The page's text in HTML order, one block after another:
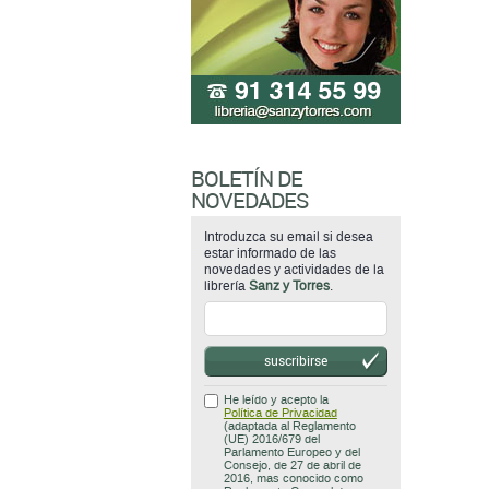
BOLETÍN DE
NOVEDADES
Introduzca su email si desea
estar informado de las
novedades y actividades de la
librería Sanz y Torres.
suscribirse
He leído y acepto la
Política de Privacidad
(adaptada al Reglamento
(UE) 2016/679 del
Parlamento Europeo y del
Consejo, de 27 de abril de
2016, mas conocido como